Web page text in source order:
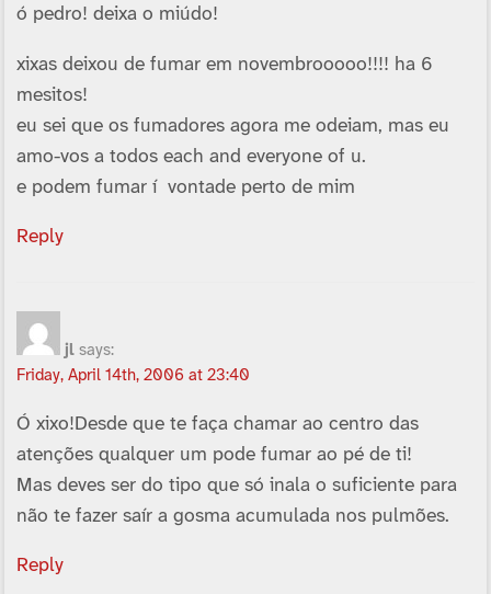
ó pedro! deixa o miúdo!
xixas deixou de fumar em novembrooooo!!!! ha 6
mesitos!
eu sei que os fumadores agora me odeiam, mas eu
amo-vos a todos each and everyone of u.
e podem fumar í vontade perto de mim
Reply
jl says:
Friday, April 14th, 2006 at 23:40
Ó xixo!Desde que te faça chamar ao centro das
atenções qualquer um pode fumar ao pé de ti!
Mas deves ser do tipo que só inala o suficiente para
não te fazer saí­r a gosma acumulada nos pulmões.
Reply